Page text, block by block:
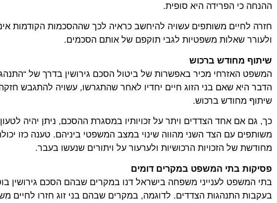
ההנחה כי הפרידה היא סופית.
חזרה לחיים משותפים עשויה להיחשב כראיה לכך שההסכמות הקודמות אינן
ולעורר שאלות משפטיות לגבי תוקפם של אותם הסכמים.
שיתוף מחודש ברכוש
המשפט האזרחי מכיר באפשרות של ביטול הסכם גירושין בדרך של
הדבר היא שאם בני הזוג חיים יחדיו לאחר שהתגרשו, עשויה להתגבש
שיתוף מחודש ברכוש.
כך, גם אם אחד הצדדים ויתר על זכויותיו במסגרת ההסכם, ניתן יהיה לטעון
משותפים עם הצד השני מהווה שינוי במצב המשפטי ביניהם. טענה כזו
מחודשת של הזכויות הרכושיות ולערעור על ויתורים שנעשו בעבר.
פסיקות בתי המשפט במקרים דומים
בתי המשפט לענייני משפחה בישראל דנו במקרים שבהם הסכם גירושין
בעקבות התנהגות הצדדים. לדוגמה, במקרים שבהם בני זוג חזרו לחיים